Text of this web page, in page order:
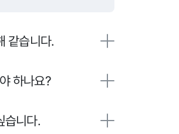
결과 등을 충분히 설
서 해부학적 구조를
였다면 이는 시술상 과
지 않은 수술 기술 또
같습니다.
하나요?
습니다.